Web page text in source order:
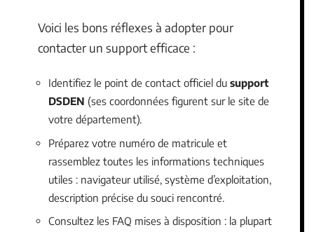
Voici les bons réflexes à adopter pour
contacter un support efficace :
Identifiez le point de contact officiel du support
DSDEN (ses coordonnées figurent sur le site de
votre département).
Préparez votre numéro de matricule et
rassemblez toutes les informations techniques
utiles : navigateur utilisé, système d’exploitation,
description précise du souci rencontré.
Consultez les FAQ mises à disposition : la plupart